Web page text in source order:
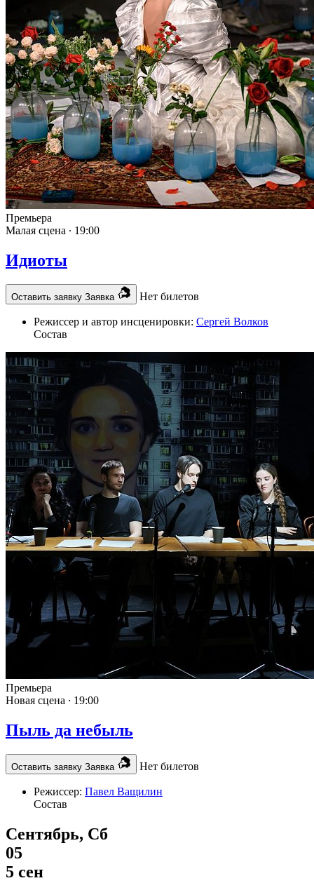
Премьера
Малая сцена ∙ 19:00
Идиоты
Оставить заявку Заявка Нет билетов
Режиссер и автор инсценировки: Сергей Волков
Состав
Премьера
Новая сцена ∙ 19:00
Пыль да небыль
Оставить заявку Заявка Нет билетов
Режиссер: Павел Ващилин
Состав
Сентябрь, Сб
05
5 сен